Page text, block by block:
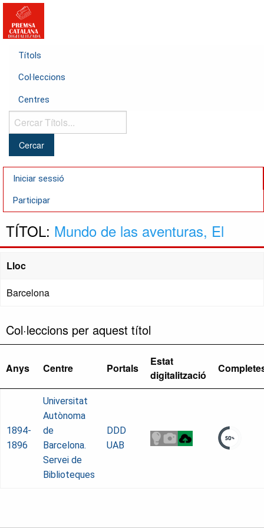
Títols
Col·leccions
Centres
Cercar
Títols...
Iniciar sessió
Participar
TÍTOL: Mundo de las aventuras, El
Lloc
Barcelona
Col·leccions per aquest títol
Anys Centre Portals
Estat
digitalització
1894-
1896
Universitat
Autònoma
de
Barcelona.
Servei de
Biblioteques
DDD
UAB